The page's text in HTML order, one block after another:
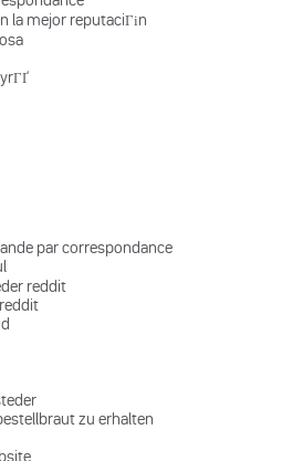
la mejor reputaciГіn
par correspondance
reddit
zu erhalten